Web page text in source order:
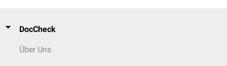
DocCheck
Über Uns